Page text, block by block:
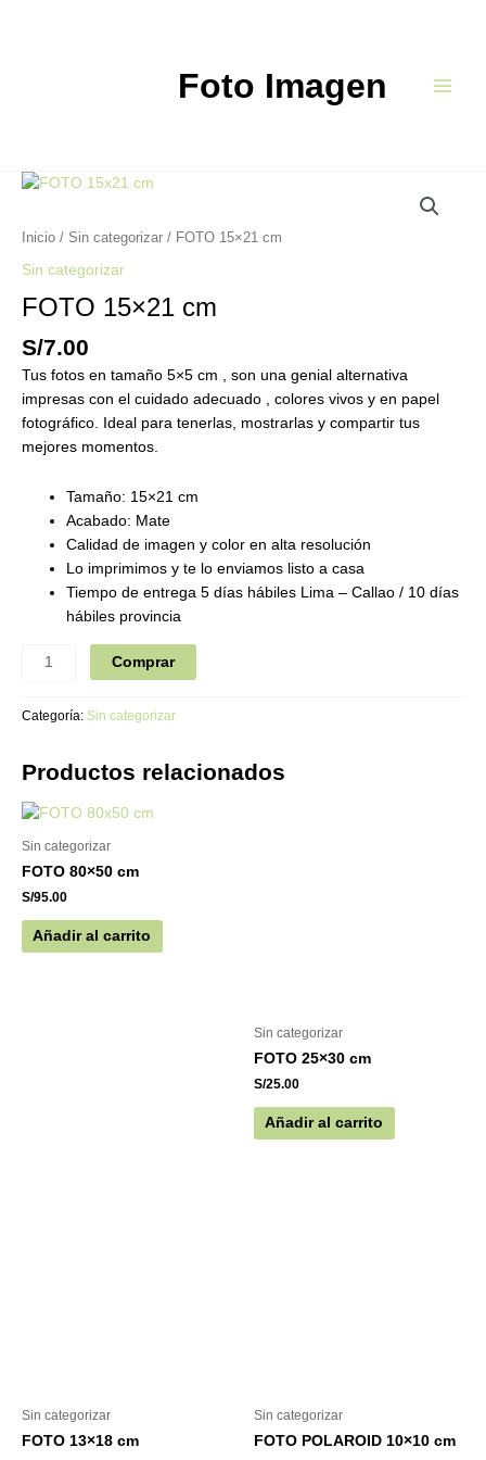
Foto Imagen
Inicio / Sin categorizar / FOTO 15×21 cm
Sin categorizar
FOTO 15×21 cm
S/7.00
Tus fotos en tamaño 5×5 cm , son una genial alternativa
impresas con el cuidado adecuado , colores vivos y en papel
fotográfico. Ideal para tenerlas, mostrarlas y compartir tus
mejores momentos.
Tamaño: 15×21 cm
Acabado: Mate
Calidad de imagen y color en alta resolución
Lo imprimimos y te lo enviamos listo a casa
Tiempo de entrega 5 días hábiles Lima – Callao / 10 días
hábiles provincia
FOTO
cm
Comprar
Categoría: Sin categorizar
Productos relacionados
Sin categorizar
FOTO 80×50 cm
S/95.00
Añadir al carrito
Sin categorizar
FOTO 25×30 cm
S/25.00
Añadir al carrito
Sin categorizar
FOTO 13×18 cm
Sin categorizar
FOTO POLAROID 10×10 cm